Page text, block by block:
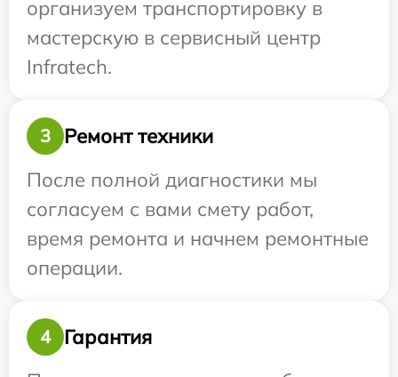
организуем транспортировку в
мастерскую в сервисный центр
Infratech.
3
Ремонт техники
После полной диагностики мы
согласуем с вами смету работ,
время ремонта и начнем ремонтные
операции.
4
Гарантия